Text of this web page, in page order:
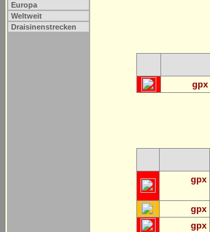
Europa
Weltweit
Draisinenstrecken
gpx
gpx
gpx
gpx